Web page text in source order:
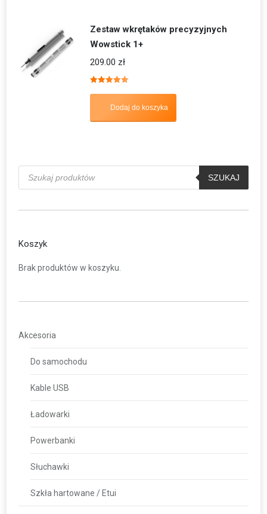
Zestaw wkrętaków precyzyjnych
Wowstick 1+
209.00 zł
Dodaj do koszyka
Wyszukiwarka
produktów
SZUKAJ
Koszyk
Brak produktów w koszyku.
Akcesoria
Do samochodu
Kable USB
Ładowarki
Powerbanki
Słuchawki
Szkła hartowane / Etui